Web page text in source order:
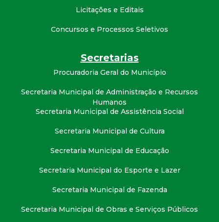
Licitações e Editais
Concursos e Processos Seletivos
Secretarias
Procuradoria Geral do Município
Secretaria Municipal de Administração e Recursos
Humanos
Secretaria Municipal de Assistência Social
Secretaria Municipal de Cultura
Secretaria Municipal de Educação
Secretaria Municipal do Esporte e Lazer
Secretaria Municipal de Fazenda
Secretaria Municipal de Obras e Serviços Públicos